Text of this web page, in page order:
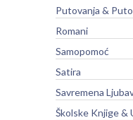
Putovanja &
Romani
Samopomoć
Satira
Savremena
Školske Knjige &